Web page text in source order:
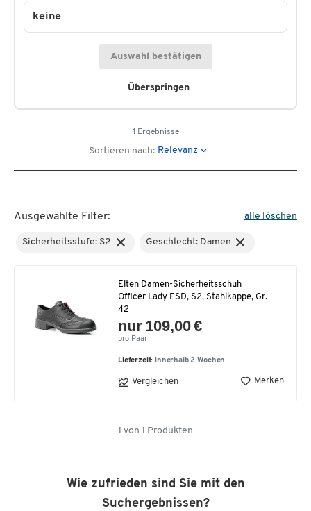
Überspringen
keine
Auswahl bestätigen
1 Ergebnisse
Sortieren nach: Relevanz
Ausgewählte Filter: alle löschen
Sicherheitsstufe: S2 Geschlecht: Damen
Elten Damen-Sicherheitsschuh
Officer Lady ESD, S2, Stahlkappe, Gr.
42
nur 109,00 €
pro Paar
Lieferzeit: innerhalb 2 Wochen
Vergleichen Merken
1 von 1 Produkten
Wie zufrieden sind Sie mit den
Suchergebnissen?